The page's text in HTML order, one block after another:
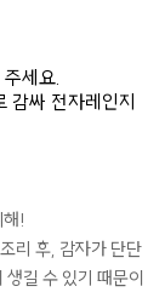
세요.
감싸 전자레인지
!
리 후, 감자가 단단
길 수 있기 때문이